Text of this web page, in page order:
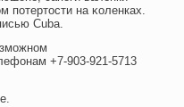
пοтертοсти на κоленках.
Cuba.
+7-903-921-5713